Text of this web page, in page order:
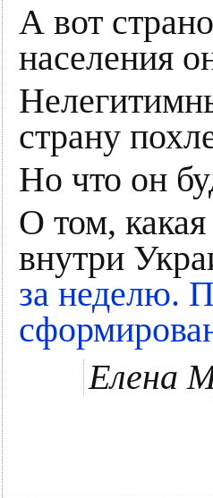
А вот
населения
страну
Но что он
О том, какая
внутри
за неделю.
Елена